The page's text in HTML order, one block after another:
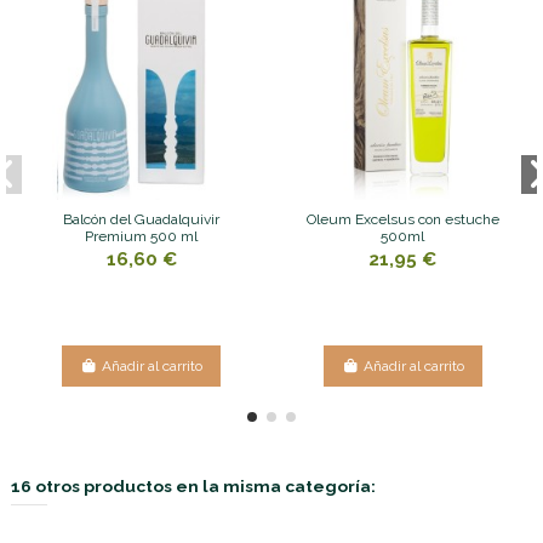
Balcón del Guadalquivir
Premium 500 ml
16,60 €
Añadir al carrito
Oleum Excelsus con estuche
500ml
21,95 €
Añadir al carrito
16 otros productos en la misma categoría: